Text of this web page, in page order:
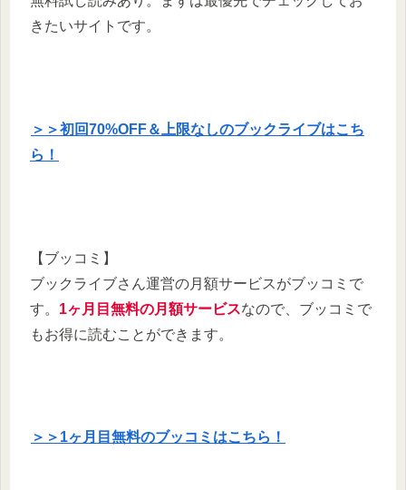
きたいサイトです。
＞＞初回70%OFF＆上限なしのブックライブはこち
ら！
【ブッコミ】
ブックライブさん運営の月額サービスがブッコミで
す。 1ヶ月目無料の月額サービスなので、ブッコミで
もお得に読むことができます。
＞＞1ヶ月目無料のブッコミはこちら！